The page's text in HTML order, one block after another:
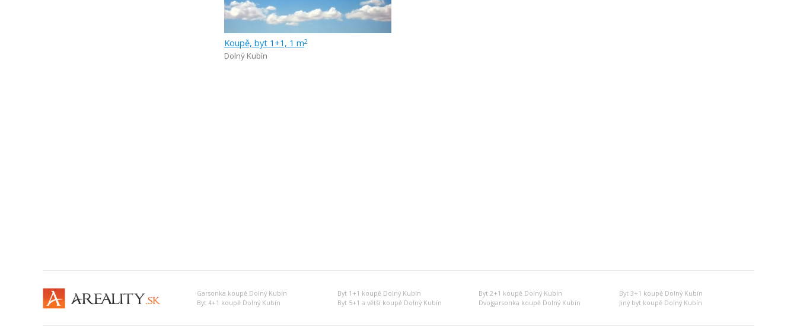
Koupě, byt 1+1, 1 m2
Dolný Kubín
Garsonka koupě Dolný Kubín Byt 1+1 koupě Dolný Kubín Byt 2+1 koupě Dolný Kubín
Byt 3+1 koupě Dolný Kubín
Byt 4+1 koupě Dolný Kubín
Byt 5+1 a větší koupě Dolný Kubín Dvojgarsonka koupě Dolný Kubín Jiný byt koupě Dolný Kubín